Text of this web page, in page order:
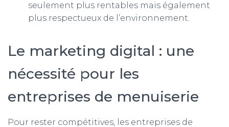
seulement plus rentables mais également
plus respectueux de l’environnement.
Le marketing digital : une
nécessité pour les
entreprises de menuiserie
Pour rester compétitives, les entreprises de